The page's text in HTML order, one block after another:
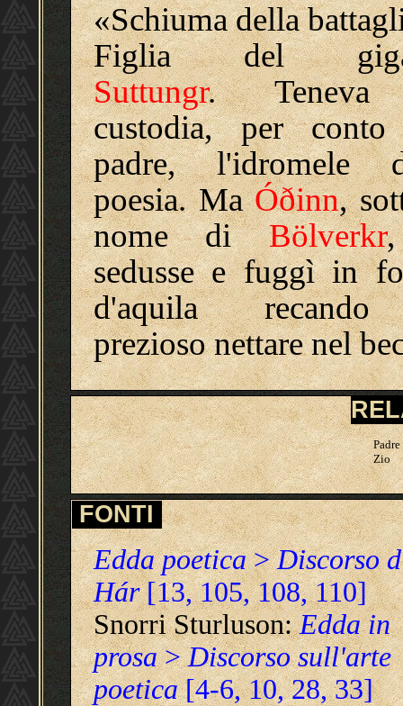
«Schiuma della
Figlia del
Suttungr.
custodia, per
padre, l'idromele
poesia. MaÓðinn,
nome diBölverkr
sedusse e fuggì in
d'aquila
prezioso nettare nel
Padre
Zio
FONTI
Edda poetica>Discorso
Hár[13, 105, 108, 110]
Snorri Sturluson:Edda in
prosa>Discorso sull'arte
poetica[4-6, 10, 28, 33]